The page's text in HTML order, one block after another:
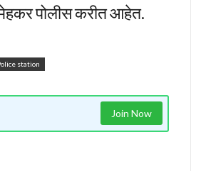
पोलीस करीत आहेत.
station
Join Now